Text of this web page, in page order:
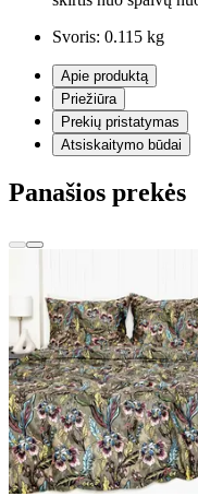
Svoris: 0.115 kg
Apie produktą
Priežiūra
Prekių pristatymas
Atsiskaitymo būdai
Panašios prekės